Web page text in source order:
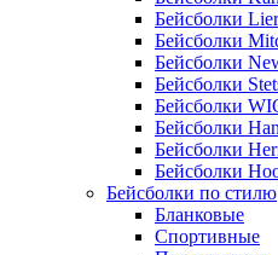
Бейсболки
Бейсболки
Бейсболки
Бейсболки
Бейсболки
Бейсболки
Бейсболки
Бейсболки
Бейсболки по стилю
Бланковые
Спортивные